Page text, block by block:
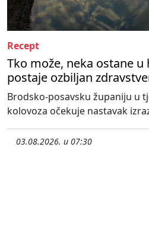
Recept
Tko može, neka ostane u
postaje ozbiljan
Brodsko-posavsku županiju u
kolovoza očekuje nastavak
03.08.2026. u 07:30